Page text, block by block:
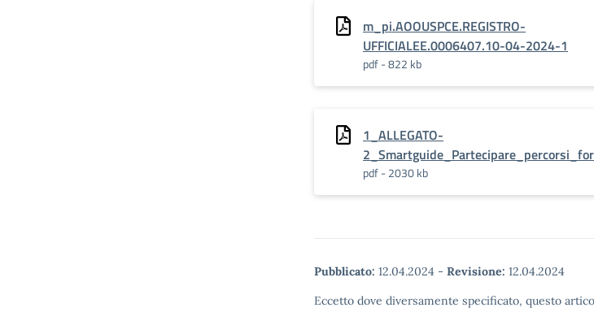
m_pi.AOOUSPCE.REGISTRO-
UFFICIALEE.0006407.10-04-2024-1
pdf - 822 kb
1_ALLEGATO-
pdf - 2030 kb
Pubblicato: 12.04.2024 - Revisione: 12.04.2024
Eccetto dove diversamente specificato, questo